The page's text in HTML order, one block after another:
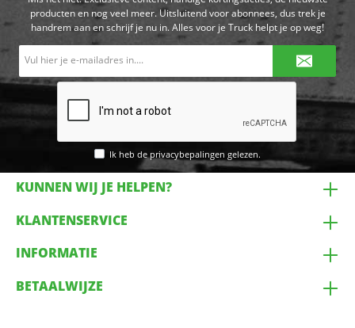
producten en nog veel meer. Uitsluitend voor abonnees, dus trek je
handrem aan en schrijf je nu in. Alles voor je Truck helpt je op weg!
Ik heb de privacybepalingen gelezen.
KUNNEN WIJ JE HELPEN?
KLANTENSERVICE
INFORMATIE
BETAALWIJZE